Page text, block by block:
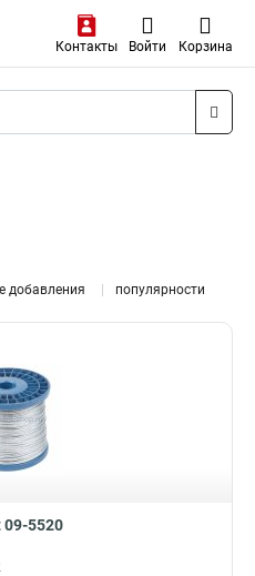
Контакты Войти Корзина
добавления популярности
09-5520